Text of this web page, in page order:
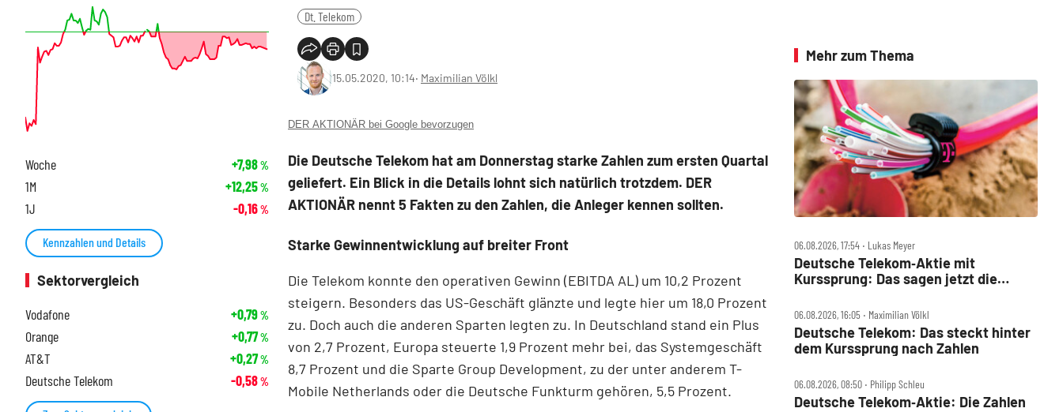
Dt. Telekom
15.05.2020, 10:14‧ Maximilian Völkl
DER AKTIONÄR bei Google bevorzugen
Die Deutsche Telekom hat am Donnerstag starke Zahlen zum ersten Quartal
geliefert. Ein Blick in die Details lohnt sich natürlich trotzdem. DER
AKTIONÄR nennt 5 Fakten zu den Zahlen, die Anleger kennen sollten.
Starke Gewinnentwicklung auf breiter Front
Die Telekom konnte den operativen Gewinn (EBITDA AL) um 10,2 Prozent
steigern. Besonders das US-Geschäft glänzte und legte hier um 18,0 Prozent
zu. Doch auch die anderen Sparten legten zu. In Deutschland stand ein Plus
von 2,7 Prozent, Europa steuerte 1,9 Prozent mehr bei, das Systemgeschäft
8,7 Prozent und die Sparte Group Development, zu der unter anderem T-
Mobile Netherlands oder die Deutsche Funkturm gehören, 5,5 Prozent.
Woche +7,98%
1M +12,25%
1J -0,16%
Kennzahlen und Details
Sektorvergleich
Vodafone
+0,79%
Orange +0,77%
AT&T +0,27%
Deutsche Telekom -0,58%
Mehr zum Thema
06.08.2026, 17:54 ‧ Lukas Meyer
Deutsche Telekom‑Aktie mit
Kurssprung: Das sagen jetzt die
06.08.2026, 16:05 ‧ Maximilian Völkl
Deutsche Telekom: Das steckt hinter
dem Kurssprung nach Zahlen
06.08.2026, 08:50 ‧ Philipp Schleu
Deutsche Telekom‑Aktie: Die Zahlen